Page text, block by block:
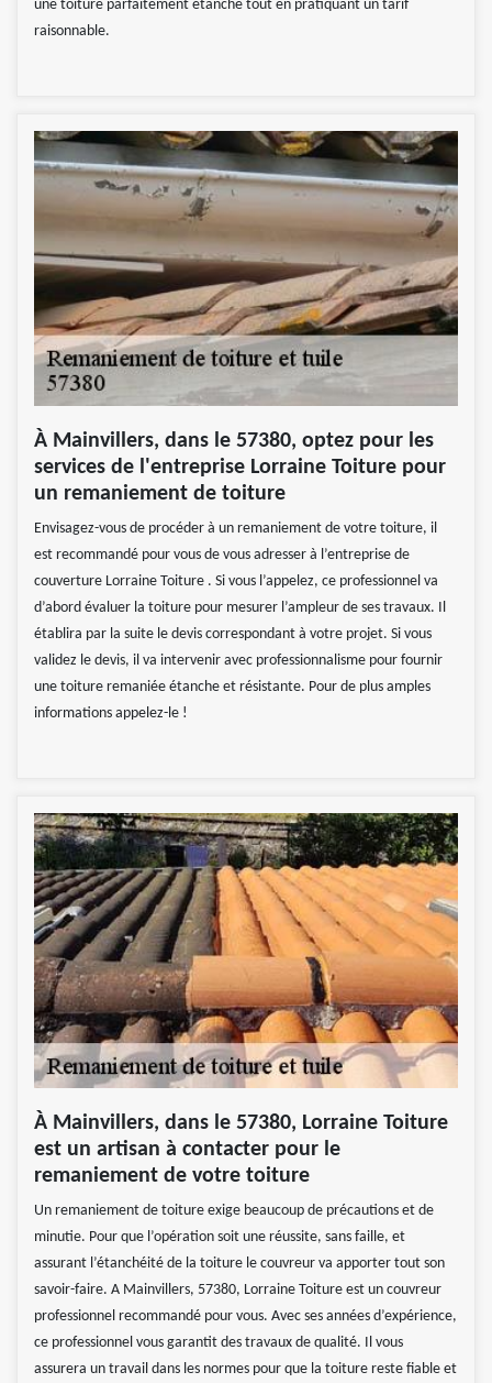
une toiture parfaitement étanche tout en pratiquant un tarif
raisonnable.
À Mainvillers, dans le 57380, optez pour les
services de l'entreprise Lorraine Toiture pour
un remaniement de toiture
Envisagez-vous de procéder à un remaniement de votre toiture, il
est recommandé pour vous de vous adresser à l’entreprise de
couverture Lorraine Toiture . Si vous l’appelez, ce professionnel va
d’abord évaluer la toiture pour mesurer l’ampleur de ses travaux. Il
établira par la suite le devis correspondant à votre projet. Si vous
validez le devis, il va intervenir avec professionnalisme pour fournir
une toiture remaniée étanche et résistante. Pour de plus amples
informations appelez-le !
À Mainvillers, dans le 57380, Lorraine Toiture
est un artisan à contacter pour le
remaniement de votre toiture
Un remaniement de toiture exige beaucoup de précautions et de
minutie. Pour que l’opération soit une réussite, sans faille, et
assurant l’étanchéité de la toiture le couvreur va apporter tout son
savoir-faire. A Mainvillers, 57380, Lorraine Toiture est un couvreur
professionnel recommandé pour vous. Avec ses années d’expérience,
ce professionnel vous garantit des travaux de qualité. Il vous
assurera un travail dans les normes pour que la toiture reste fiable et